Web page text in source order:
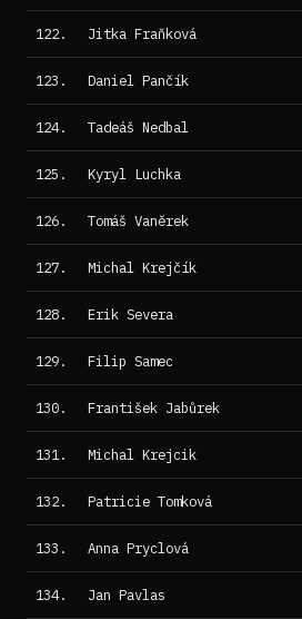
122. Jitka Fraňková
123. Daniel Pančík
124. Tadeáš Nedbal
125. Kyryl Luchka
126. Tomáš Vaněrek
127. Michal Krejčík
128. Erik Severa
129. Filip Samec
130. František Jabůrek
131. Michal Krejcik
132. Patricie Tomková
133. Anna Pryclová
134. Jan Pavlas